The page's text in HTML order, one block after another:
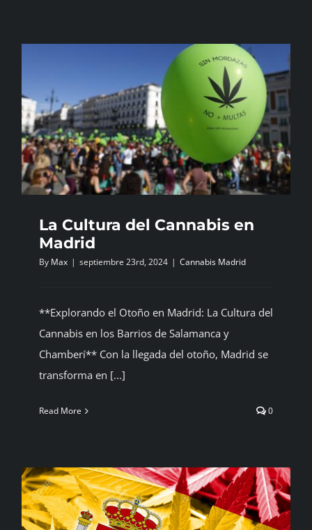
La Cultura del Cannabis en
Madrid
By Max | septiembre 23rd, 2024 | Cannabis Madrid
**Explorando el Otoño en Madrid: La Cultura del
Cannabis en los Barrios de Salamanca y
Chamberí** Con la llegada del otoño, Madrid se
transforma en [...]
Read More 0